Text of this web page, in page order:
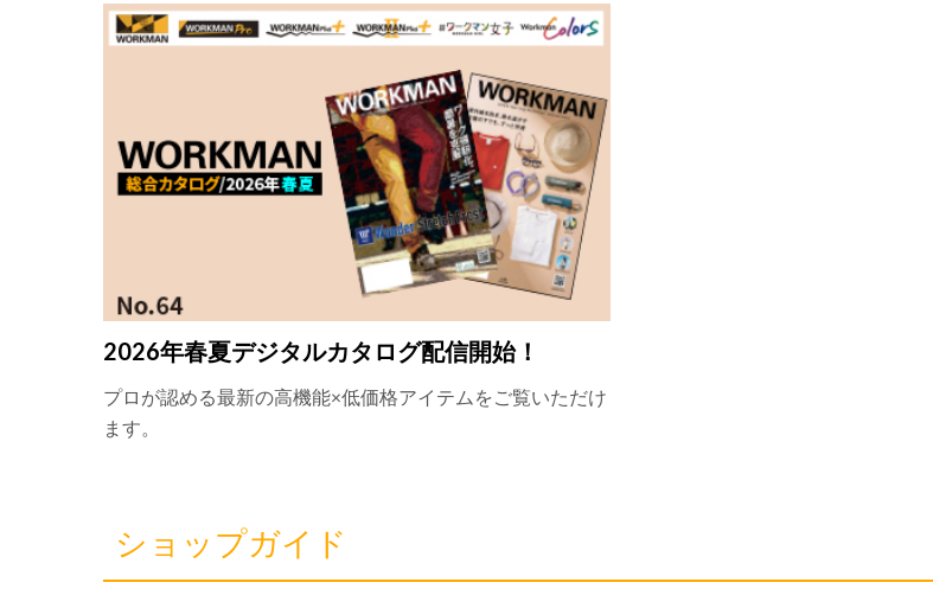
2026年春夏デジタルカタログ配信開始！
プロが認める最新の高機能×低価格アイテムをご覧いただけ
ます。
ショップガイド